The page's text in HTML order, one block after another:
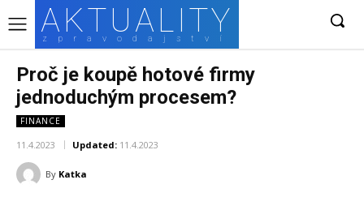
AKTUALITY
zpravodajství
Proč je koupě hotové firmy
jednoduchým procesem?
FINANCE
11.4.2023 Updated: 11.4.2023
By Katka